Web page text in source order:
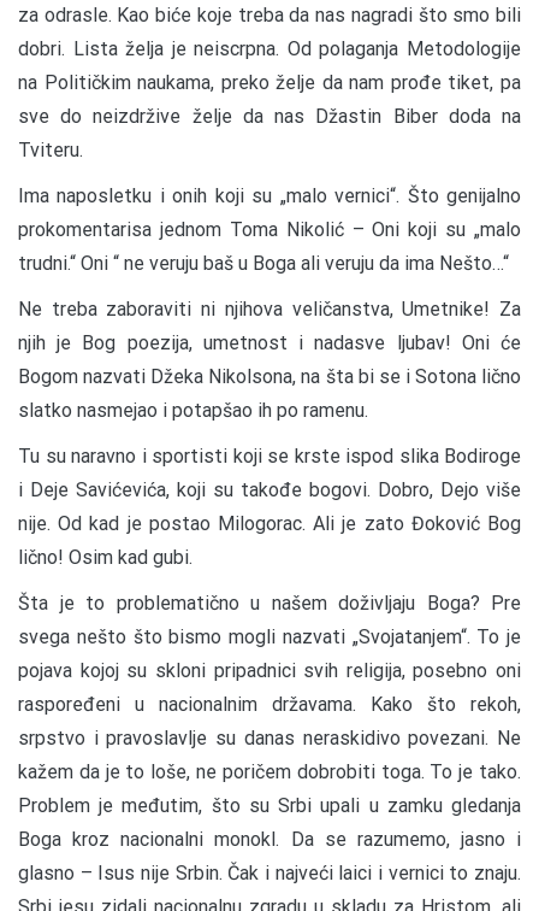
za odrasle. Kao biće koje treba da nas nagradi što smo bili
dobri. Lista želja je neiscrpna. Od polaganja Metodologije
na Političkim naukama, preko želje da nam prođe tiket, pa
sve do neizdržive želje da nas Džastin Biber doda na
Tviteru.
Ima naposletku i onih koji su „malo vernici“. Što genijalno
prokomentarisa jednom Toma Nikolić – Oni koji su „malo
trudni.“ Oni “ ne veruju baš u Boga ali veruju da ima Nešto…“
Ne treba zaboraviti ni njihova veličanstva, Umetnike! Za
njih je Bog poezija, umetnost i nadasve ljubav! Oni će
Bogom nazvati Džeka Nikolsona, na šta bi se i Sotona lično
slatko nasmejao i potapšao ih po ramenu.
Tu su naravno i sportisti koji se krste ispod slika Bodiroge
i Deje Savićevića, koji su takođe bogovi. Dobro, Dejo više
nije. Od kad je postao Milogorac. Ali je zato Đoković Bog
lično! Osim kad gubi.
Šta je to problematično u našem doživljaju Boga? Pre
svega nešto što bismo mogli nazvati „Svojatanjem“. To je
pojava kojoj su skloni pripadnici svih religija, posebno oni
raspoređeni u nacionalnim državama. Kako što rekoh,
srpstvo i pravoslavlje su danas neraskidivo povezani. Ne
kažem da je to loše, ne poričem dobrobiti toga. To je tako.
Problem je međutim, što su Srbi upali u zamku gledanja
Boga kroz nacionalni monokl. Da se razumemo, jasno i
glasno – Isus nije Srbin. Čak i najveći laici i vernici to znaju.